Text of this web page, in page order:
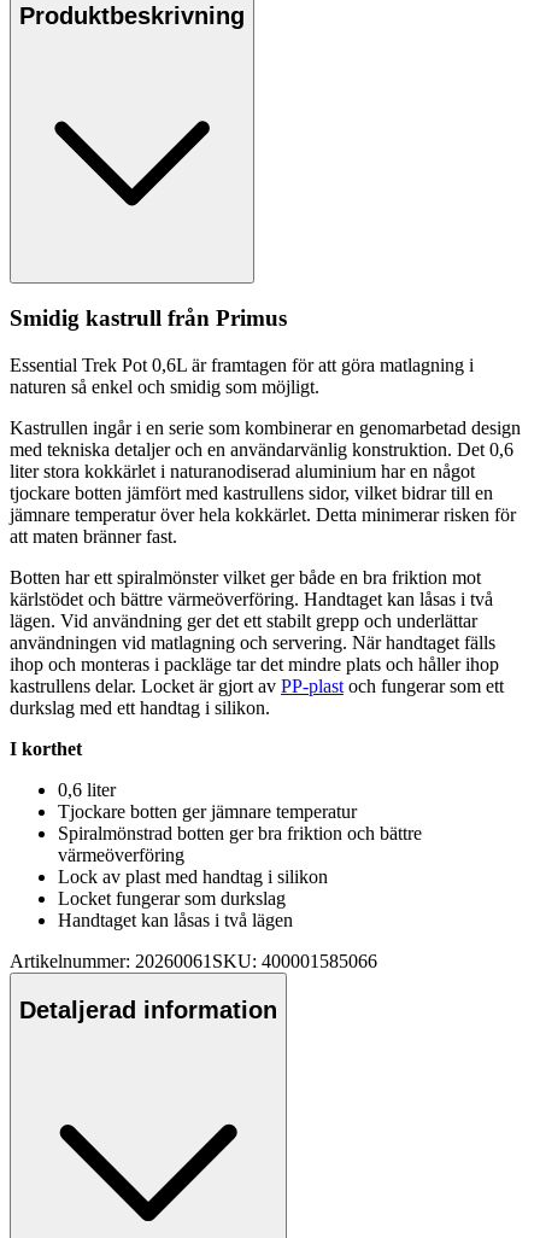
Produktbeskrivning
Smidig kastrull från Primus
Essential Trek Pot 0,6L är framtagen för att göra matlagning i
naturen så enkel och smidig som möjligt.
Kastrullen ingår i en serie som kombinerar en genomarbetad design
med tekniska detaljer och en användarvänlig konstruktion. Det 0,6
liter stora kokkärlet i naturanodiserad aluminium har en något
tjockare botten jämfört med kastrullens sidor, vilket bidrar till en
jämnare temperatur över hela kokkärlet. Detta minimerar risken för
att maten bränner fast.
Botten har ett spiralmönster vilket ger både en bra friktion mot
kärlstödet och bättre värmeöverföring. Handtaget kan låsas i två
lägen. Vid användning ger det ett stabilt grepp och underlättar
användningen vid matlagning och servering. När handtaget fälls
ihop och monteras i packläge tar det mindre plats och håller ihop
kastrullens delar. Locket är gjort av PP-plast och fungerar som ett
durkslag med ett handtag i silikon.
I korthet
0,6 liter
Tjockare botten ger jämnare temperatur
Spiralmönstrad botten ger bra friktion och bättre
värmeöverföring
Lock av plast med handtag i silikon
Locket fungerar som durkslag
Handtaget kan låsas i två lägen
Artikelnummer: 20260061 SKU: 400001585066
Detaljerad information